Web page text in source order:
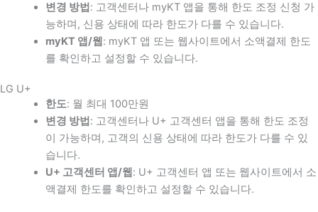
변경 방법 : 고객센터나 myKT 앱을 통해 한도 조정 신청 가
능하며, 신용 상태에 따라 한도가 다를 수 있습니다.
myKT 앱/웹 : myKT 앱 또는 웹사이트에서 소액결제 한도
를 확인하고 설정할 수 있습니다.
LG U+
한도: 월 최대 100만원
변경 방법 : 고객센터나 U+ 고객센터 앱을 통해 한도 조정
이 가능하며, 고객의 신용 상태에 따라 한도가 다를 수 있
습니다.
U+ 고객센터 앱/웹 : U+ 고객센터 앱 또는 웹사이트에서 소
액결제 한도를 확인하고 설정할 수 있습니다.